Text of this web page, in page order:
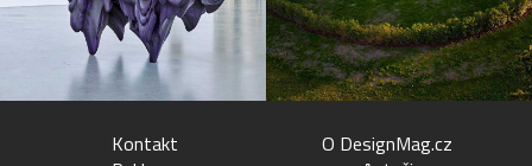
Kontakt
O DesignMag.cz